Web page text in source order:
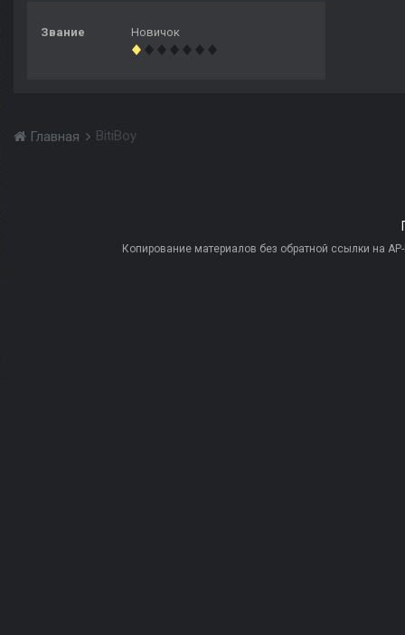
Звание Новичок
Главная BitiBoy
Копирование материалов без обратной ссылки на